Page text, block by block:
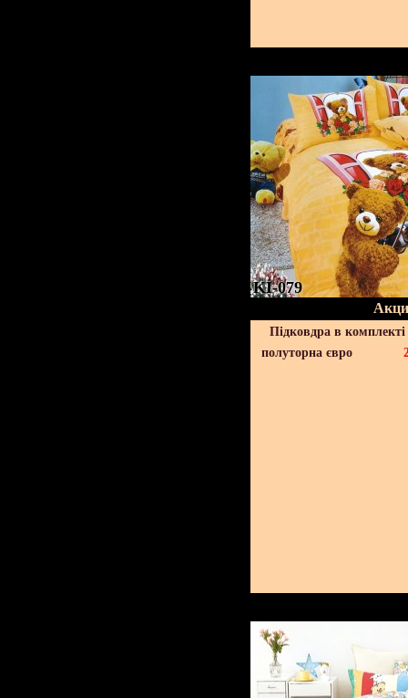
KI-079
Підковдра в
полуторна євро